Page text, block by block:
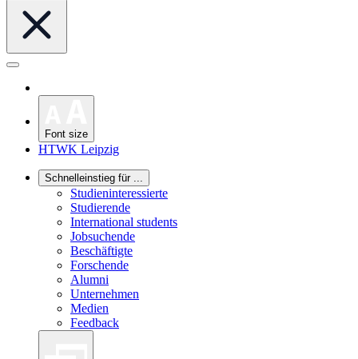
Font size
HTWK Leipzig
Schnelleinstieg für ...
Studieninteressierte
Studierende
International students
Jobsuchende
Beschäftigte
Forschende
Alumni
Unternehmen
Medien
Feedback